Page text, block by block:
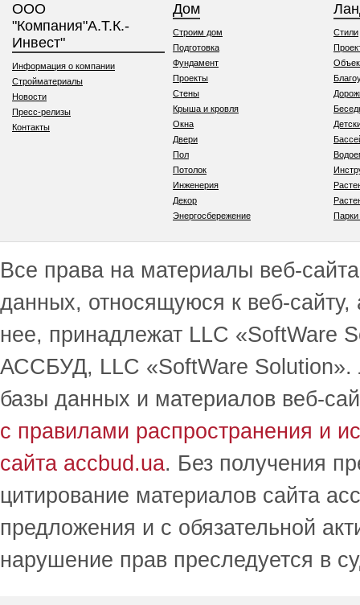
ООО
"Компания"А.Т.К.-
Инвест"
Информация о компании
Стройматериалы
Новости
Пресс-релизы
Контакты
Дом
Строим дом
Подготовка
Фундамент
Проекты
Стены
Крыша и кровля
Окна
Двери
Пол
Потолок
Инженерия
Декор
Энергосбережение
Стили
Все права на материалы веб-
данных, относящуюся к веб-
нее, принадлежат LLC
АССБУД, LLC «SoftWare Solution».
базы данных и материалов веб-
с правилами распространения и
сайта accbud.ua. Без получения
цитирование материалов сайта
предложения и с обязательной
нарушение прав преследуется в